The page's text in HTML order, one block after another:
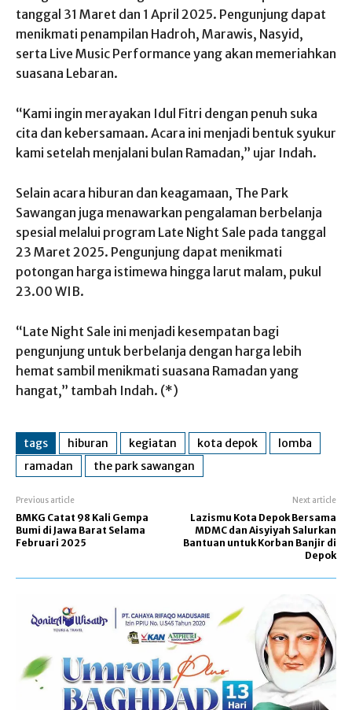
tanggal 31 Maret dan 1 April 2025. Pengunjung dapat
menikmati penampilan Hadroh, Marawis, Nasyid,
serta Live Music Performance yang akan memeriahkan
suasana Lebaran.
“Kami ingin merayakan Idul Fitri dengan penuh suka
cita dan kebersamaan. Acara ini menjadi bentuk syukur
kami setelah menjalani bulan Ramadan,” ujar Indah.
Selain acara hiburan dan keagamaan, The Park
Sawangan juga menawarkan pengalaman berbelanja
spesial melalui program Late Night Sale pada tanggal
23 Maret 2025. Pengunjung dapat menikmati
potongan harga istimewa hingga larut malam, pukul
23.00 WIB.
“Late Night Sale ini menjadi kesempatan bagi
pengunjung untuk berbelanja dengan harga lebih
hemat sambil menikmati suasana Ramadan yang
hangat,” tambah Indah. (*)
tags hiburan kegiatan kota depok
lomba
ramadan
the park sawangan
Previous article
BMKG Catat 98 Kali Gempa
Bumi di Jawa Barat Selama
Februari 2025
Next article
Lazismu Kota Depok Bersama
MDMC dan Aisyiyah Salurkan
Bantuan untuk Korban Banjir di
Depok